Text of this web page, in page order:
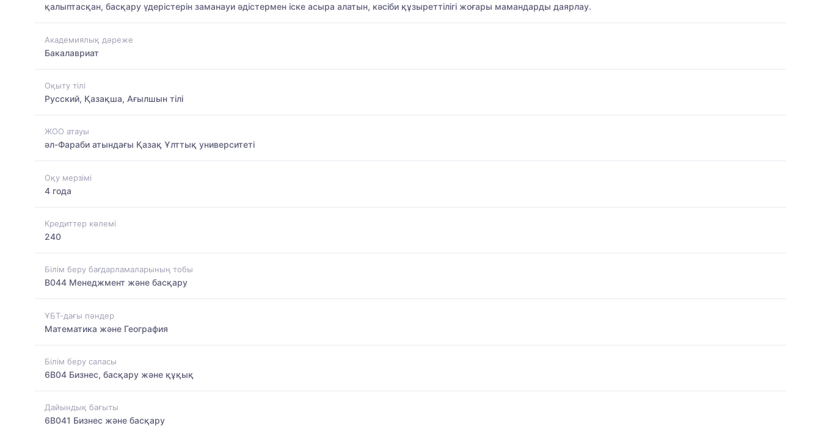
қалыптасқан, басқару үдерістерін заманауи әдістермен іске асыра алатын, кәсіби құзыреттілігі жоғары мамандарды даярлау.
Академиялық дәреже
Бакалавриат
Оқыту тілі
Русский, Қазақша, Ағылшын тілі
ЖОО атауы
әл-Фараби атындағы Қазақ Ұлттық университеті
Оқу мерзімі
4 года
Кредиттер көлемі
240
Білім беру бағдарламаларының тобы
B044 Менеджмент және басқару
ҰБТ-дағы пәндер
Математика және География
Білім беру саласы
6B04 Бизнес, басқару және құқық
Дайындық бағыты
6B041 Бизнес және басқару